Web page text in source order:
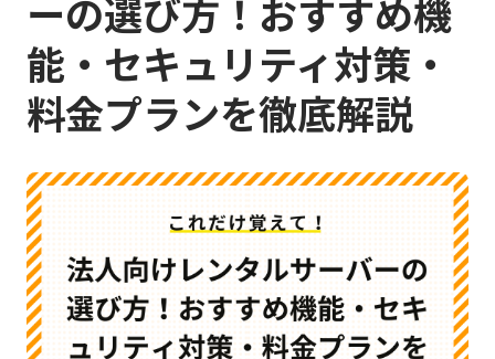
ーの選び方！おすすめ機
能・セキュリティ対策・
料金プランを徹底解説